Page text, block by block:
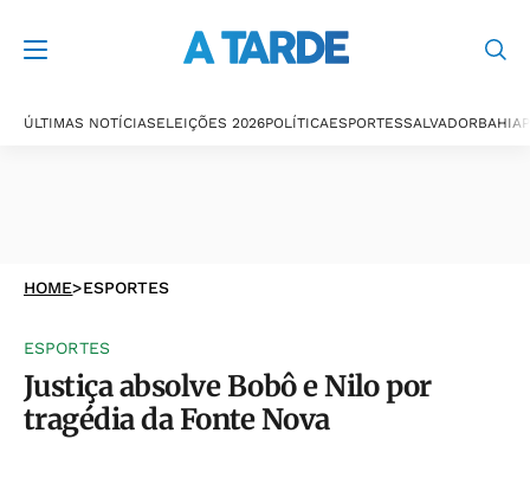
ÚLTIMAS NOTÍCIASELEIÇÕES 2026POLÍTICAESPORTESSALVADORBAHIA
HOME>ESPORTES
ESPORTES
Justiça absolve Bobô e Nilo por
tragédia da Fonte Nova